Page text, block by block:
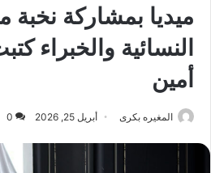
ميديا بمشاركة نخبة
النسائية والخبراء
أمين
المغيره بكرى أبريل 25, 2026 0